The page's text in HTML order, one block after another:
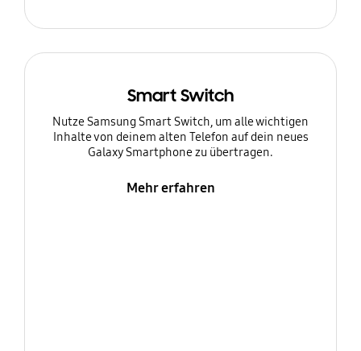
Smart Switch
Nutze Samsung Smart Switch, um alle wichtigen
Inhalte von deinem alten Telefon auf dein neues
Galaxy Smartphone zu übertragen.
Mehr erfahren